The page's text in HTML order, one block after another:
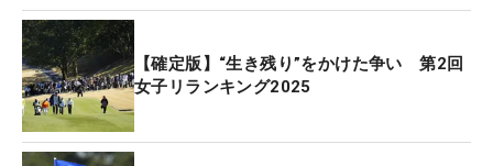
それでも、最後まで優勝争いに絡めたことには大き
な手ごたえを感じている。「大きく崩れなかった
し、オーバーパーを打たなかったのは良かったと思
います。最後まで優勝争いを経験できたのは良かっ
たです」。メルセデス・ランキングは大会前の15位
【確定版】“生き残り”をかけた争い 第2回
女子リランキング2025